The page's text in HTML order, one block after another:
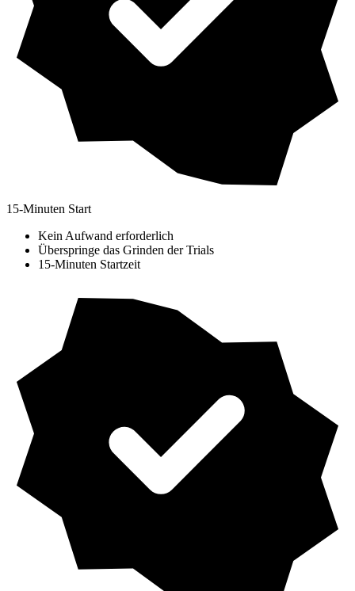
15-Minuten Start
Kein Aufwand erforderlich
Überspringe das Grinden der Trials
15-Minuten Startzeit